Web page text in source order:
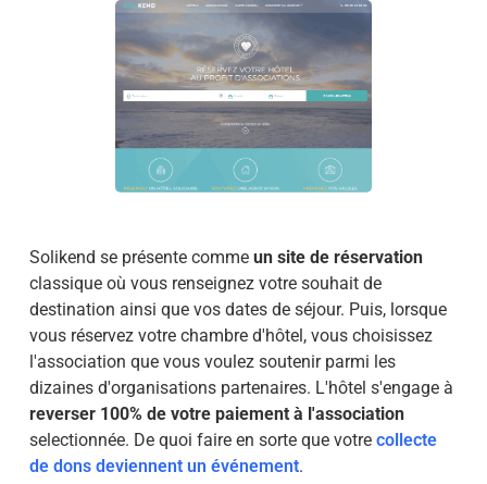
Solikend se présente commeun site de réservation
classique où vous renseignez votre souhait de
destination ainsi que vos dates de séjour. Puis, lorsque
vous réservez votre chambre d'hôtel, vous choisissez
l'association que vous voulez soutenir parmi les
dizaines d'organisations partenaires. L'hôtel s'engage à
reverser 100% de votre paiement à l'association
selectionnée. De quoi faire en sorte que votre collecte
de dons deviennent un événement.